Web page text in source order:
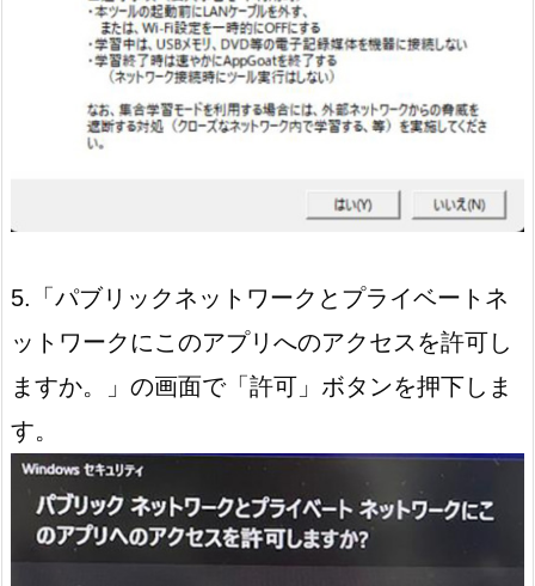
5.「パブリックネットワークとプライベートネ
ットワークにこのアプリへのアクセスを許可し
ますか。」の画面で「許可」ボタンを押下しま
す。